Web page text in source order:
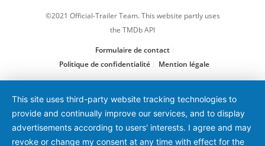
©2021 Official-Trailer Team. This website partly uses
the TMDb API
Formulaire de contact
Politique de confidentialité
Mention légale
This site uses third-party website tracking technologies to
provide and continually improve our services, and to display
advertisements according to users' interests. I agree and may
revoke or change my consent at any time with effect for the